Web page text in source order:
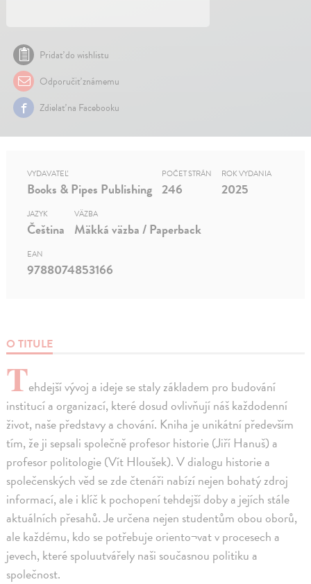
Pridať do wishlistu
Odporučiť známemu
Zdielať na Facebooku
O TITULE
Tehdejší vývoj a ideje se staly základem pro budování
institucí a organizací, které dosud ovlivňují náš každodenní
život, naše představy a chování. Kniha je unikátní především
tím, že ji sepsali společně profesor historie (Jiří Hanuš) a
profesor politologie (Vít Hloušek). V dialogu historie a
společenských věd se zde čtenáři nabízí nejen bohatý zdroj
informací, ale i klíč k pochopení tehdejší doby a jejích stále
aktuálních přesahů. Je určena nejen studentům obou oborů,
ale každému, kdo se potřebuje oriento¬vat v procesech a
jevech, které spoluutvářely naši současnou politiku a
společnost.
VYDAVATEĽ
Books & Pipes Publishing
POČET STRÁN
246
ROK VYDANIA
2025
JAZYK
Čeština
VÄZBA
Mäkká väzba / Paperback
EAN
9788074853166